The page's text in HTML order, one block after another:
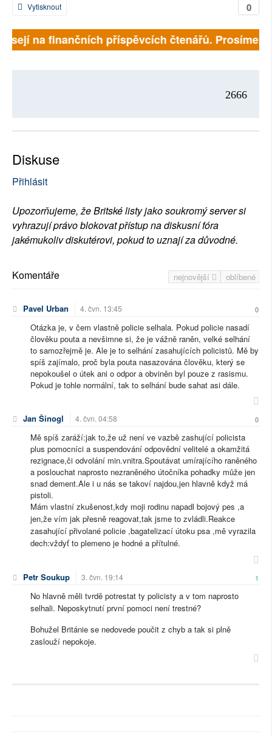
0
Vytisknout
na finančních příspěvcích čtenářů. Prosíme,
2666
Diskuse
Přihlásit
Upozorňujeme, že Britské listy jako soukromý server si
vyhrazují právo blokovat přístup na diskusní fóra
jakémukoliv diskutérovi, pokud to uznají za důvodné.
nejnovější oblíbené
Komentáře
Pavel Urban 4. čvn. 13:45 0
Otázka je, v čem vlastně policie selhala. Pokud policie nasadí
člověku pouta a nevšimne si, že je vážně raněn, velké selhání
to samozřejmě je. Ale je to selhání zasahujících policistů. Mě by
spíš zajímalo, proč byla pouta nasazována člověku, který se
nepokoušel o útek ani o odpor a obviněn byl pouze z rasismu.
Pokud je tohle normální, tak to selhání bude sahat asi dále.
Jan Šinogl 4. čvn. 04:58 0
Mě spíš zaráží:jak to,že už není ve vazbě zashující policista
plus pomocníci a suspendování odpovědní velitelé a okamžitá
rezignace,či odvolání min.vnitra.Spoutávat umírajícího raněného
a poslouchat naprosto nezraněného útočníka pohadky může jen
snad dement.Ale i u nás se takoví najdou,jen hlavně když má
pistoli.
Mám vlastní zkušenost,kdy moji rodinu napadl bojový pes ,a
jen,že vím jak přesně reagovat,tak jsme to zvládli.Reakce
zasahující přivolané policie ,bagatelizací útoku psa ,mě vyrazila
dech:vždyť to plemeno je hodné a přítulné.
Petr Soukup 3. čvn. 19:14 1
No hlavně měli tvrdě potrestat ty policisty a v tom naprosto
selhali. Neposkytnutí první pomoci není trestné?
Bohužel Británie se nedovede poučit z chyb a tak si plně
zaslouží nepokoje.